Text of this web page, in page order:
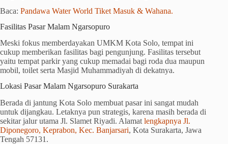
Baca: Pandawa Water World Tiket Masuk & Wahana.
Fasilitas Pasar Malam Ngarsopuro
Meski fokus memberdayakan UMKM Kota Solo, tempat ini
cukup memberikan fasilitas bagi pengunjung. Fasilitas tersebut
yaitu tempat parkir yang cukup memadai bagi roda dua maupun
mobil, toilet serta Masjid Muhammadiyah di dekatnya.
Lokasi Pasar Malam Ngarsopuro Surakarta
Berada di jantung Kota Solo membuat pasar ini sangat mudah
untuk dijangkau. Letaknya pun strategis, karena masih berada di
sekitar jalur utama Jl. Slamet Riyadi. Alamat lengkapnya Jl.
Diponegoro, Keprabon, Kec. Banjarsari, Kota Surakarta, Jawa
Tengah 57131.